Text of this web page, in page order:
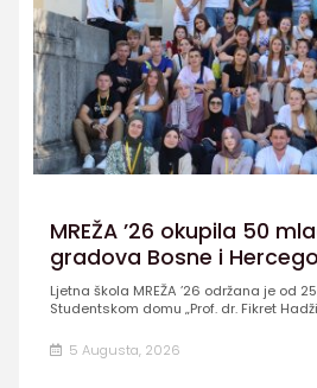
MREŽA ’26 okupila 50
gradova Bosne i
Ljetna škola MREŽA ’26 održana je od
Studentskom domu „Prof. dr. Fikret
5 Augusta, 2026